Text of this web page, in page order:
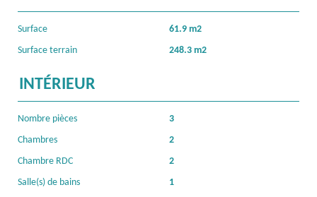
Surface
61.9 m2
Surface terrain
248.3 m2
INTÉRIEUR
Nombre pièces
3
Chambres
2
Chambre RDC
2
Salle(s) de bains
1